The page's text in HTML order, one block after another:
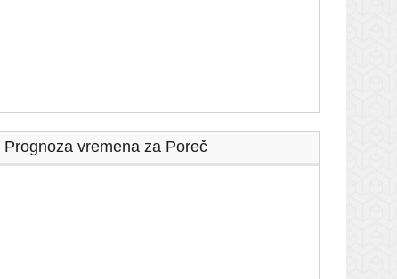
Prognoza vremena za Poreč